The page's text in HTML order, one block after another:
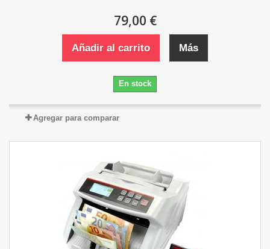
79,00 €
Añadir al carrito Más
En stock
Agregar para comparar